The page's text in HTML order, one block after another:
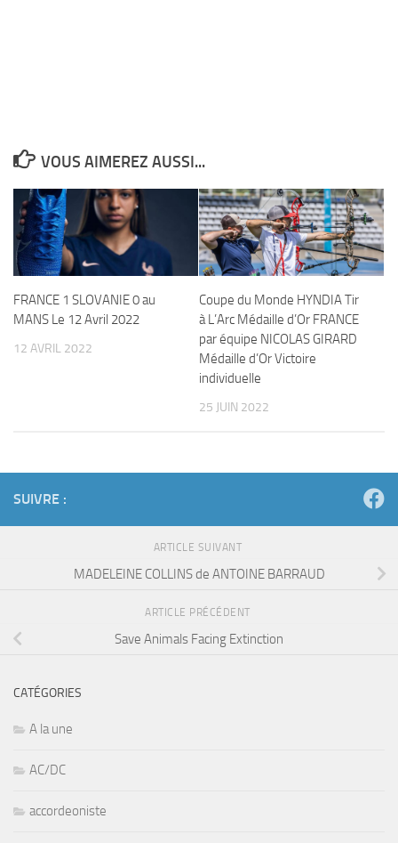
VOUS AIMEREZ AUSSI...
FRANCE 1 SLOVANIE 0 au
MANS Le 12 Avril 2022
12 AVRIL 2022
Coupe du Monde HYNDIA Tir
à L’Arc Médaille d’Or FRANCE
par équipe NICOLAS GIRARD
Médaille d’Or Victoire
individuelle
25 JUIN 2022
SUIVRE :
ARTICLE SUIVANT
MADELEINE COLLINS de ANTOINE BARRAUD
ARTICLE PRÉCÉDENT
Save Animals Facing Extinction
CATÉGORIES
A la une
AC/DC
accordeoniste